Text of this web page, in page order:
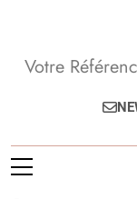
Votre